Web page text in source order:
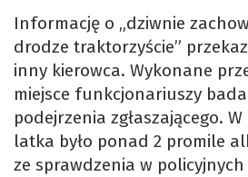
Informację o „dziwnie
drodze traktorzyście”
inny kierowca. Wykonane
miejsce funkcjonariuszy
podejrzenia zgłaszającego.
latka było ponad 2 promile
ze sprawdzenia w